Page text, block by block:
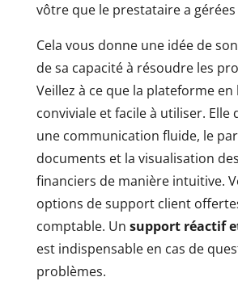
vôtre que le prestataire a gérées
Cela vous donne une idée de
de sa capacité à résoudre les
Veillez à ce que la plateforme en
conviviale et facile à utiliser.
une communication fluide, le
documents et la visualisation
financiers de manière intuitive.
options de support client
comptable. Un support réactif
est indispensable en cas de
problèmes.